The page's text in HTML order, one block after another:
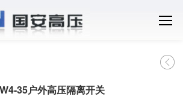
35户外高压隔离开关